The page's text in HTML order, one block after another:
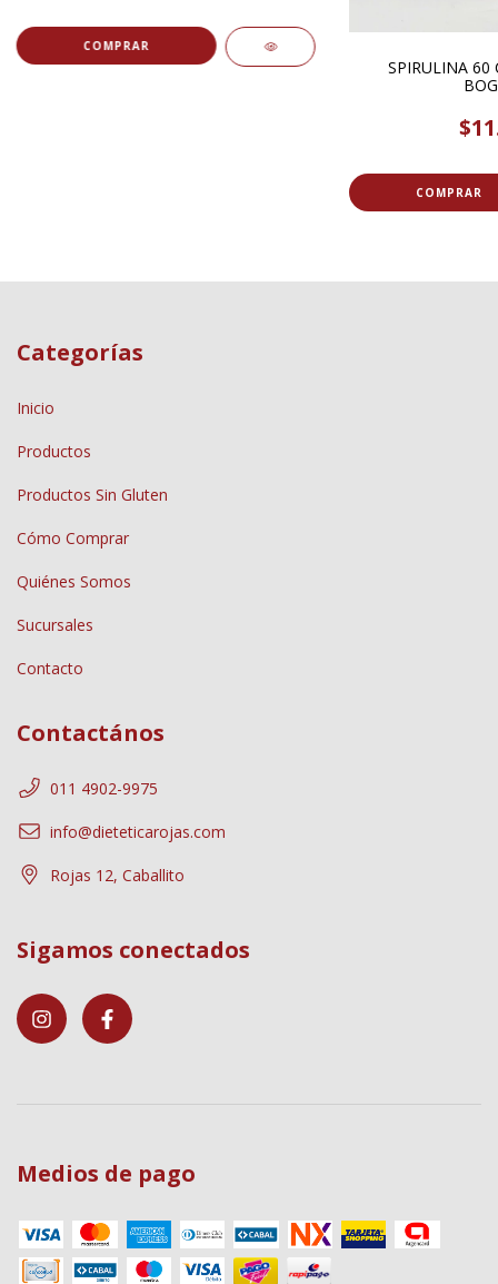
SPIRULINA 60
Categorías
Inicio
Productos
Productos Sin Gluten
Cómo Comprar
Quiénes Somos
Sucursales
Contacto
Contactános
011 4902-9975
info@dieteticarojas.com
Rojas 12, Caballito
Sigamos conectados
Medios de pago